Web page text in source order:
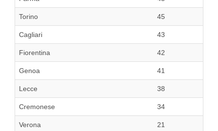
Torino 45
Cagliari 43
Fiorentina 42
Genoa 41
Lecce 38
Cremonese 34
Verona 21